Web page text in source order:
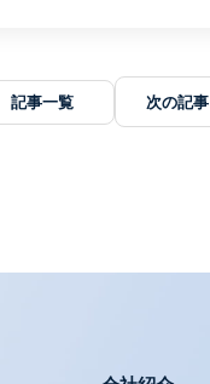
記事一覧 次の記事